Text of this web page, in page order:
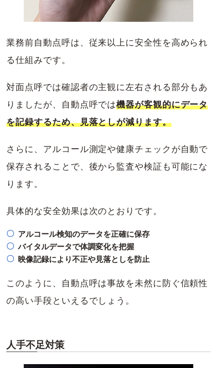
業務前自動点呼は、従来以上に安全性を高められ
る仕組みです。
対面点呼では確認者の主観に左右される部分もあ
りましたが、自動点呼では機器が客観的にデータ
を記録するため、見落としが減ります。
さらに、アルコール測定や健康チェックが自動で
保存されることで、後から監査や検証も可能にな
ります。
具体的な安全効果は次のとおりです。
アルコール検知のデータを正確に保存
バイタルデータで体調変化を把握
映像記録により不正や見落としを防止
このように、自動点呼は事故を未然に防ぐ信頼性
の高い手段といえるでしょう。
人手不足対策